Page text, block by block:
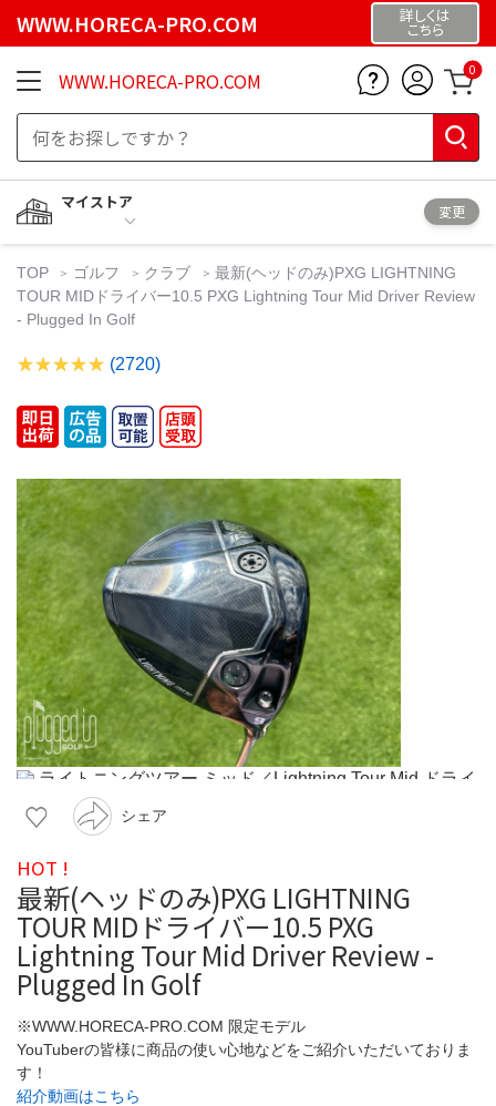
WWW.HORECA-PRO.COM 詳しくは
こちら
WWW.HORECA-PRO.COM 0
マイストア
変更
TOP ゴルフ クラブ
最新(ヘッドのみ)PXG LIGHTNING
TOUR MIDドライバー10.5 PXG Lightning Tour Mid Driver Review
- Plugged In Golf
(2720)
シェア
HOT !
最新(ヘッドのみ)PXG LIGHTNING
TOUR MIDドライバー10.5 PXG
Lightning Tour Mid Driver Review -
Plugged In Golf
※WWW.HORECA-PRO.COM 限定モデル
YouTuberの皆様に商品の使い心地などをご紹介いただいておりま
す！
紹介動画はこちら